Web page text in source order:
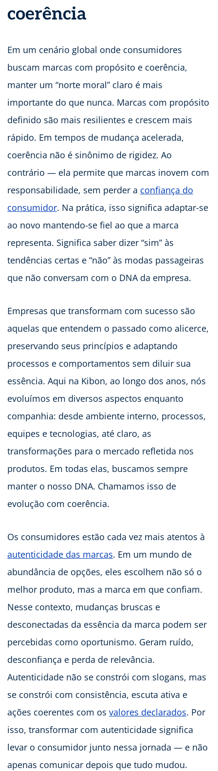
coerência
Em um cenário global onde consumidores
buscam marcas com propósito e coerência,
manter um “norte moral” claro é mais
importante do que nunca. Marcas com propósito
definido são mais resilientes e crescem mais
rápido. Em tempos de mudança acelerada,
coerência não é sinônimo de rigidez. Ao
contrário — ela permite que marcas inovem com
responsabilidade, sem perder a confiança do
consumidor. Na prática, isso significa adaptar-se
ao novo mantendo-se fiel ao que a marca
representa. Significa saber dizer “sim” às
tendências certas e “não” às modas passageiras
que não conversam com o DNA da empresa.
Empresas que transformam com sucesso são
aquelas que entendem o passado como alicerce,
preservando seus princípios e adaptando
processos e comportamentos sem diluir sua
essência. Aqui na Kibon, ao longo dos anos, nós
evoluímos em diversos aspectos enquanto
companhia: desde ambiente interno, processos,
equipes e tecnologias, até claro, as
transformações para o mercado refletida nos
produtos. Em todas elas, buscamos sempre
manter o nosso DNA. Chamamos isso de
evolução com coerência.
Os consumidores estão cada vez mais atentos à
autenticidade das marcas. Em um mundo de
abundância de opções, eles escolhem não só o
melhor produto, mas a marca em que confiam.
Nesse contexto, mudanças bruscas e
desconectadas da essência da marca podem ser
percebidas como oportunismo. Geram ruído,
desconfiança e perda de relevância.
Autenticidade não se constrói com slogans, mas
se constrói com consistência, escuta ativa e
ações coerentes com os valores declarados. Por
isso, transformar com autenticidade significa
levar o consumidor junto nessa jornada — e não
apenas comunicar depois que tudo mudou.